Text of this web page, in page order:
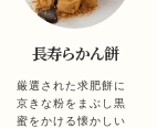
長寿らかん餅
厳選された求肥餅に
京きな粉をまぶし黒
蜜をかける懐かしい